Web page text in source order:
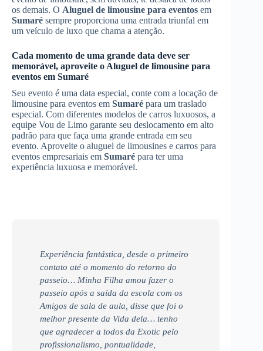
os demais. O Aluguel de limousine para eventos em
Sumaré sempre proporciona uma entrada triunfal em
um veículo de luxo que chama a atenção.
Cada momento de uma grande data deve ser
memorável, aproveite o Aluguel de limousine para
eventos em Sumaré
Seu evento é uma data especial, conte com a locação de
limousine para eventos em Sumaré para um traslado
especial. Com diferentes modelos de carros luxuosos, a
equipe Vou de Limo garante seu deslocamento em alto
padrão para que faça uma grande entrada em seu
evento. Aproveite o aluguel de limousines e carros para
eventos empresariais em Sumaré para ter uma
experiência luxuosa e memorável.
Experiência fantástica, desde o primeiro
contato até o momento do retorno do
passeio… Minha Filha amou fazer o
passeio após a saída da escola com os
Amigos de sala de aula, disse que foi o
melhor presente da Vida dela… tenho
que agradecer a todos da Exotic pelo
profissionalismo, pontualidade,